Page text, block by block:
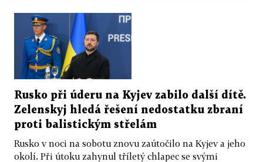
Rusko při úderu na Kyjev zabilo další dítě.
Zelenskyj hledá řešení nedostatku zbraní
proti balistickým střelám
Rusko v noci na sobotu znovu zaútočilo na Kyjev a jeho
okolí. Při útoku zahynul tříletý chlapec se svými